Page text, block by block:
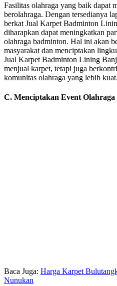
Fasilitas olahraga yang baik dapat
berolahraga. Dengan tersedianya
berkat Jual Karpet Badminton
diharapkan dapat meningkatkan
olahraga badminton. Hal ini akan
masyarakat dan menciptakan
Jual Karpet Badminton Lining
menjual karpet, tetapi juga
komunitas olahraga yang lebih kuat.
C. Menciptakan Event
Baca Juga: Harga Karpet
Nunukan